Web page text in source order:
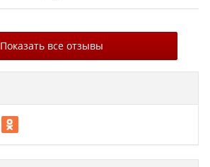
Показать все отзывы